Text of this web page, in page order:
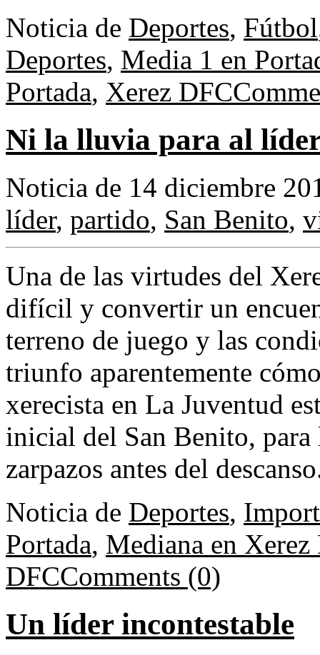
Noticia de Deportes, Fútbol
Deportes, Media 1 en
Portada, Xerez DFC
Ni la lluvia para al
Noticia de 14 diciembre
líder, partido, San Benito,
Una de las virtudes del
difícil y convertir un
terreno de juego y las
triunfo aparentemente
xerecista en La Juventud
inicial del San Benito, para
zarpazos antes del
Noticia de Deportes,
Portada, Mediana en Xerez
DFCComments (0)
Un líder incontestable